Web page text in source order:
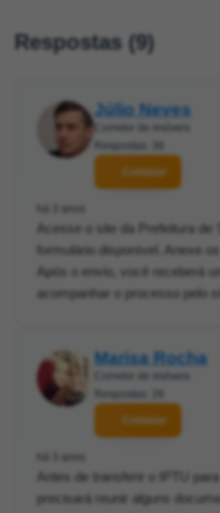
Respostas (9)
Júlio Neves
Contatar
Acesse o site da Prefeitura de
formulário disponível. Anexe
Após o envio, você receberá
acompanhar o processo pelo
Marisa Rocha
Contatar
Antes de transferir o IPTU
precisará reunir alguns